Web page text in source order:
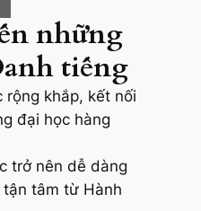
những
tiếng
rộng khắp, kết nối
đại học hàng
trở nên dễ dàng
tâm từ Hành